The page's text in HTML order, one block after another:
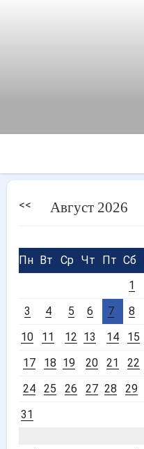
<< Август 2026
Пн Вт Ср Чт Пт Сб
1
3
4 5 6 7 8
10
11 12 13 14 15
17
18 19 20 21 22
24
25 26 27 28 29
31